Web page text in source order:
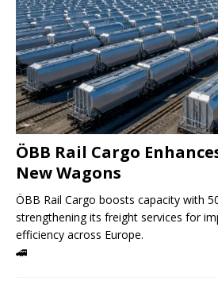
ÖBB Rail Cargo
New Wagons
ÖBB Rail Cargo boosts capacity with
strengthening its freight services for
efficiency across Europe.
🚄